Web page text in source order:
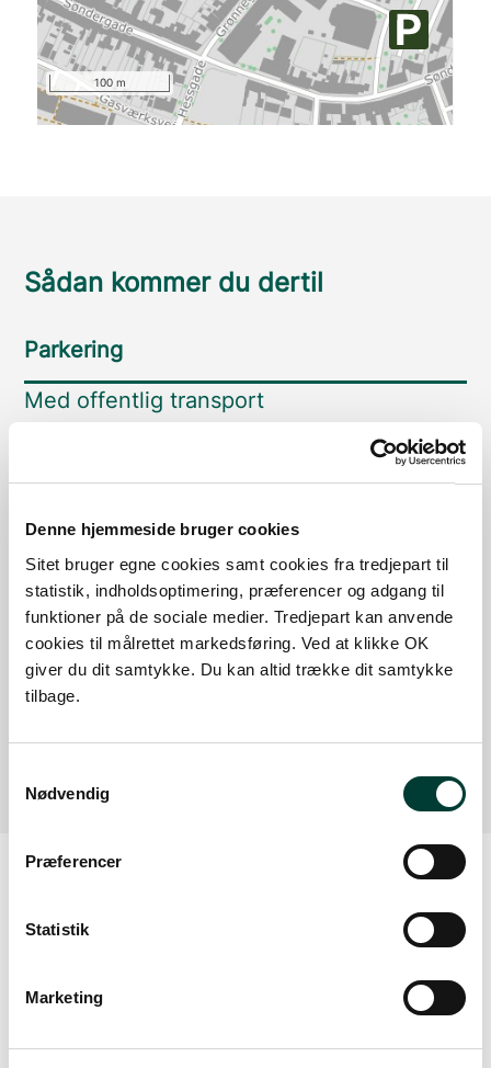
Denne hjemmeside bruger cookies
Sitet bruger egne cookies samt cookies fra tredjepart til
statistik, indholdsoptimering, præferencer og adgang til
funktioner på de sociale medier. Tredjepart kan anvende
cookies til målrettet markedsføring. Ved at klikke OK
giver du dit samtykke. Du kan altid trække dit samtykke
tilbage.
Nødvendig
Præferencer
Statistik
Marketing
100 m
Sådan kommer du dertil
Parkering
Med offentlig transport
Læs mere
Parkering ved Søndergade
Læs mere
Læs mere
Vejrudsigt
Tors. 6.Aug
20°15° let regn